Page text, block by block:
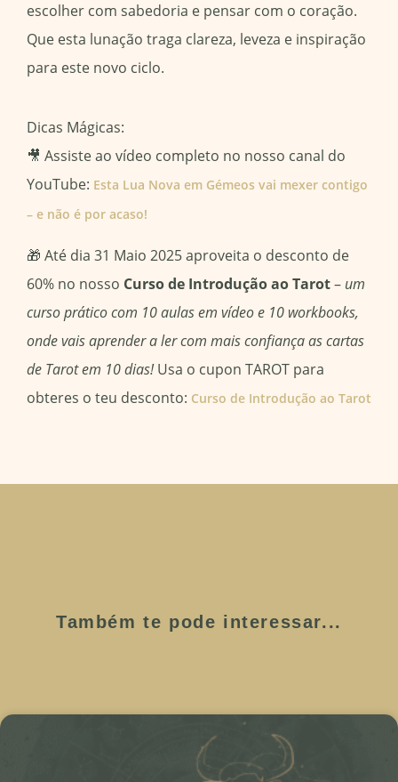
escolher com sabedoria e pensar com o coração.
Que esta lunação traga clareza, leveza e inspiração
para este novo ciclo.
Dicas Mágicas:
🎥 Assiste ao vídeo completo no nosso canal do
YouTube: Esta Lua Nova em Gémeos vai mexer contigo
– e não é por acaso!
🎁 Até dia 31 Maio 2025 aproveita o desconto de
60% no nosso Curso de Introdução ao Tarot– um
curso prático com 10 aulas em vídeo e 10 workbooks,
onde vais aprender a ler com mais confiança as cartas
de Tarot em 10 dias!Usa o cupon TAROT para
obteres o teu desconto: Curso de Introdução ao Tarot
Também te pode interessar...